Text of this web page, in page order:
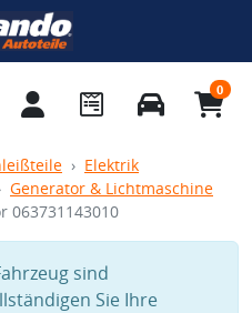
0
Elektrik
Generator & Lichtmaschine
063731143010
sind
Sie Ihre